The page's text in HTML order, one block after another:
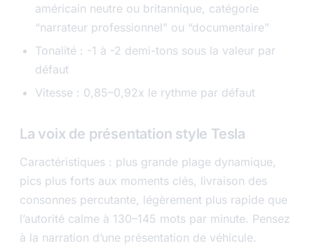
américain neutre ou britannique, catégorie
“narrateur professionnel” ou “documentaire”
Tonalité : -1 à -2 demi-tons sous la valeur par
défaut
Vitesse : 0,85–0,92x le rythme par défaut
La voix de présentation style Tesla
Caractéristiques : plus grande plage dynamique,
pics plus forts aux moments clés, livraison des
consonnes percutante, légèrement plus rapide que
l’autorité calme à 130–145 mots par minute. Pensez
à la narration d’une présentation de véhicule.